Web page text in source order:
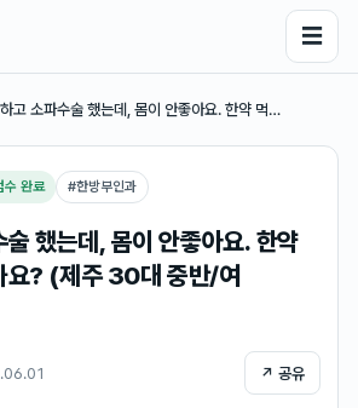
☰
고 소파수술 했는데, 몸이 안좋아요. 한약 먹…
완료 #한방부인과
했는데, 몸이 안좋아요. 한약
요? (제주 30대 중반/여
↗ 공유